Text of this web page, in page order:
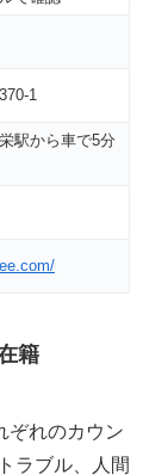
1
駅から車で5分
籍
ぞれのカウン
ラブル、人間